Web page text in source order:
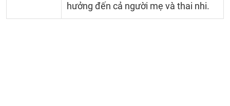
hưởng đến cả người mẹ và thai nhi.